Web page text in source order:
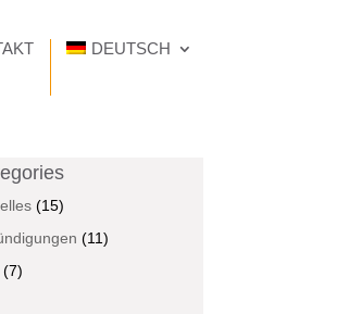
DEUTSCH
(15)
(11)
(7)